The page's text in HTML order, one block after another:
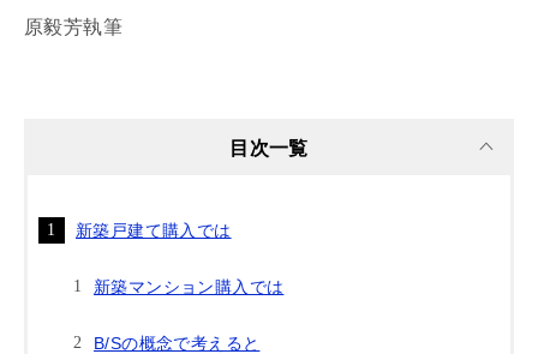
原毅芳執筆
目次一覧
新築戸建て購入では
新築マンション購入では
B/Sの概念で考えると